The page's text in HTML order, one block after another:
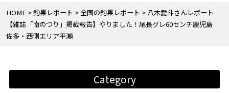
Category
HOME 釣果レポート 全国の釣果レポート
八木愛斗さんレポート
【雑誌「南のつり」掲載報告】やりました！尾長グレ60センチ鹿児島
佐多・西側エリア平瀬